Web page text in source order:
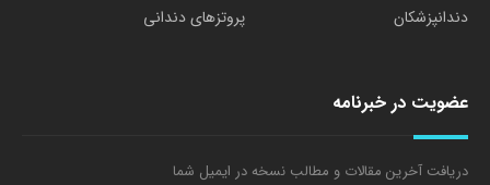
دندانپزشکان
پروتزهای دندانی
عضویت در خبرنامه
دریافت آخرین مقالات و مطالب نسخه در ایمیل شما